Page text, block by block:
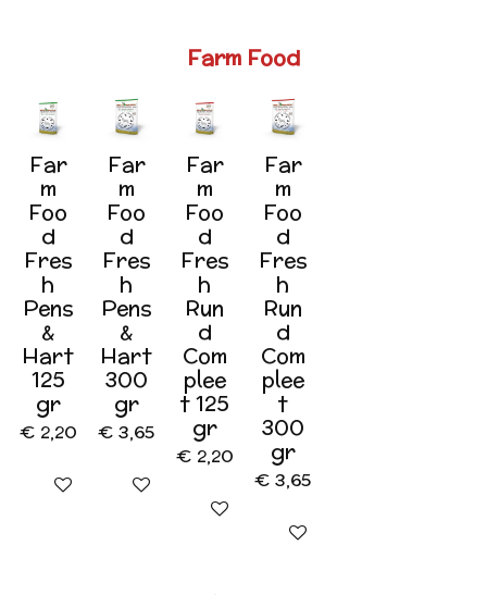
Farm Food
Far
m
Foo
d
Fres
h
Pens
&
Hart
125
gr
€ 2,20
In winkelwagen
Far
m
Foo
d
Fres
h
Pens
&
Hart
300
gr
€ 3,65
In winkelwagen
Far
m
Foo
d
Fres
h
Run
d
Com
plee
t 125
gr
€ 2,20
In winkelwagen
Far
m
Foo
d
Fres
h
Run
d
Com
plee
t
300
gr
€ 3,65
In winkelwagen